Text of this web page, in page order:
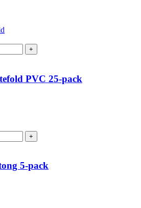
PVC 25-pack
5-pack